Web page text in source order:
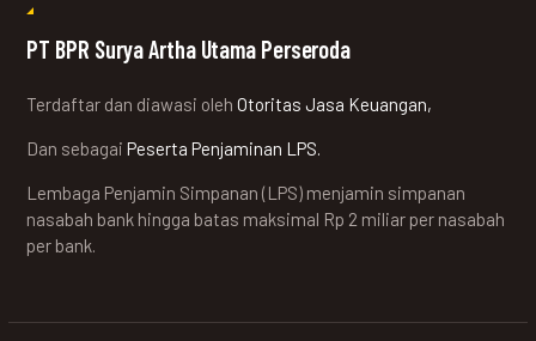
PT BPR Surya Artha Utama Perseroda
Terdaftar dan diawasi olehOtoritas Jasa Keuangan,
Dan sebagaiPeserta Penjaminan LPS.
Lembaga Penjamin Simpanan (LPS) menjamin simpanan
nasabah bank hingga batas maksimal Rp 2 miliar per nasabah
per bank.